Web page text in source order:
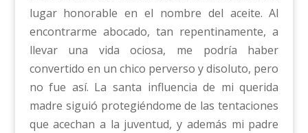
lugar honorable en el nombre del aceite. Al
encontrarme abocado, tan repentinamente, a
llevar una vida ociosa, me podría haber
convertido en un chico perverso y disoluto, pero
no fue así. La santa influencia de mi querida
madre siguió protegiéndome de las tentaciones
que acechan a la juventud, y además mi padre